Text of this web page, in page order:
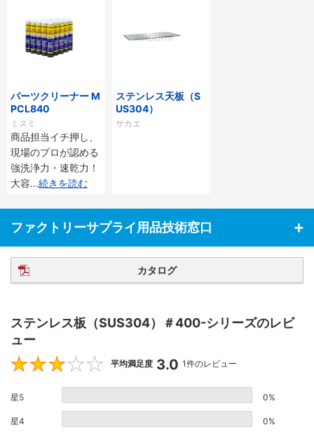
パーツクリーナー M
PCL840
ミスミ
商品担当イチ押し、
現場のプロが認める
強洗浄力・速乾力！
大容...続きを読む
ステンレス天板（S
US304）
サカエ
ファクトリーサプライ用品技術窓口
カタログ
ステンレス板（SUS304）＃400-シリーズのレビ
ュー
3
平均満足度 3.0 1件のレビュー
星5 0%
星4 0%